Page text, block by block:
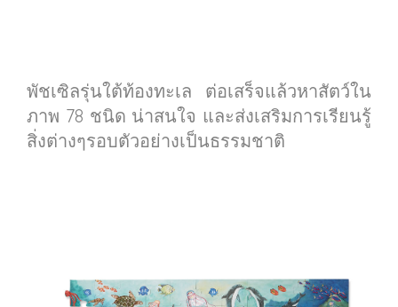
พัชเซิลรุ่นใต้ท้องทะเล ต่อเสร็จแล้วหาสัตว์ใน
ภาพ 78 ชนิด น่าสนใจ และส่งเสริมการเรียนรู้
สิ่งต่างๆรอบตัวอย่างเป็นธรรมชาติ